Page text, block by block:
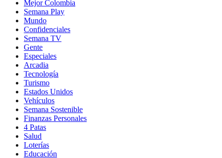
Mejor Colombia
Semana Play
Mundo
Confidenciales
Semana TV
Gente
Especiales
Arcadia
Tecnología
Turismo
Estados Unidos
Vehículos
Semana Sostenible
Finanzas Personales
4 Patas
Salud
Loterías
Educación